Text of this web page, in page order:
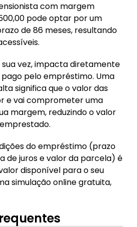
com margem
pode optar por um
de 86 meses, resultando
sua vez, impacta diretamente
pelo empréstimo. Uma
significa que o valor das
e vai comprometer uma
margem, reduzindo o valor
do empréstimo (prazo
de juros e valor da parcela) é
disponível para o seu
simulação online gratuita,